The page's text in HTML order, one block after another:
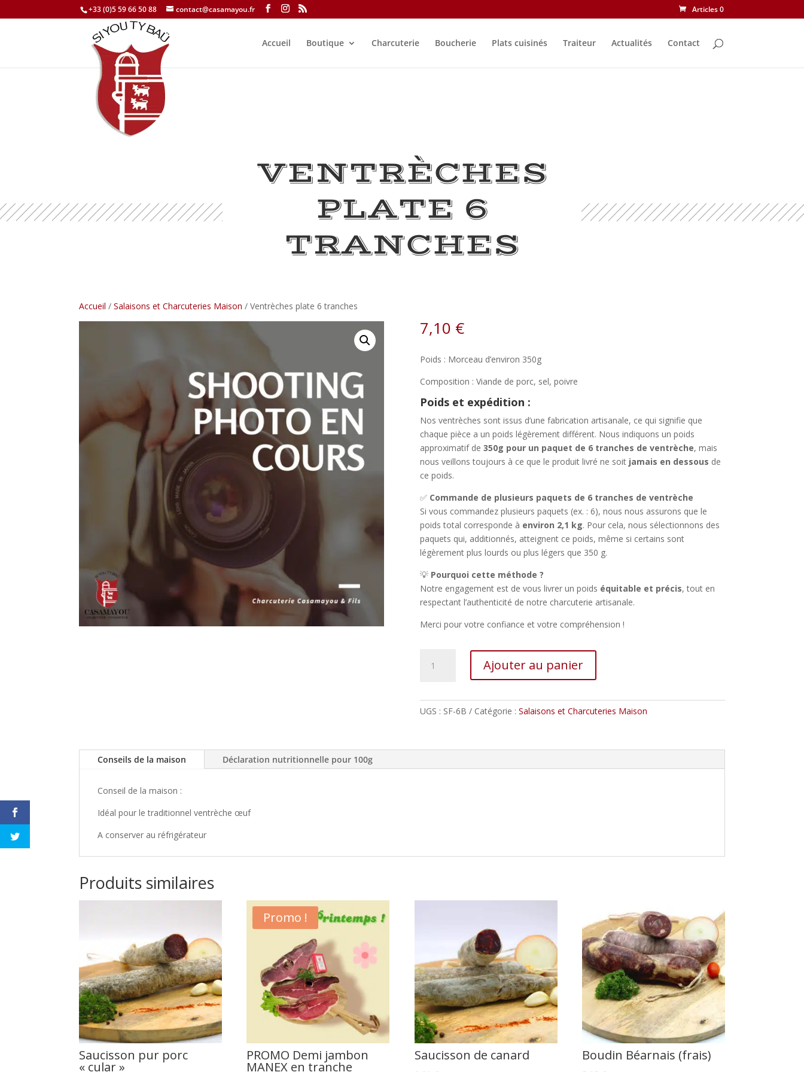
+33 (0)5 59 66 50 88 contact@casamayou.fr Articles 0
Accueil Boutique Charcuterie Boucherie Plats cuisinés Traiteur Actualités Contact
VENTRÈCHES
PLATE 6
TRANCHES
Accueil / Salaisons et Charcuteries Maison / Ventrèches plate 6 tranches
7,10 €
Poids : Morceau d’environ 350g
Composition : Viande de porc, sel, poivre
Poids et expédition :
Nos ventrèches sont issus d’une fabrication artisanale, ce qui signifie que
chaque pièce a un poids légèrement différent. Nous indiquons un poids
approximatif de 350g pour un paquet de 6 tranches de ventrèche, mais
nous veillons toujours à ce que le produit livré ne soit jamais en dessous de
ce poids.
✅ Commande de plusieurs paquets de 6 tranches de ventrèche
Si vous commandez plusieurs paquets (ex. : 6), nous nous assurons que le
poids total corresponde à environ 2,1 kg. Pour cela, nous sélectionnons des
paquets qui, additionnés, atteignent ce poids, même si certains sont
légèrement plus lourds ou plus légers que 350 g.
💡 Pourquoi cette méthode ?
Notre engagement est de vous livrer un poids équitable et précis, tout en
respectant l’authenticité de notre charcuterie artisanale.
Merci pour votre confiance et votre compréhension !
6
Ajouter au panier
UGS : SF-6B Catégorie : Salaisons et Charcuteries Maison
Conseils de la maison Déclaration nutritionnelle pour 100g
Conseil de la maison :
Idéal pour le traditionnel ventrèche œuf
A conserver au réfrigérateur
Produits similaires
Saucisson pur porc
« cular »
Promo !
PROMO Demi jambon
MANEX en tranche
Saucisson de canard Boudin Béarnais (frais)